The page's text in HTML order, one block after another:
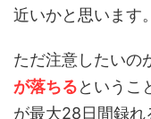
近いかと思います。
ただ注意したいの
が落ちるというこ
が最大28日間録れ